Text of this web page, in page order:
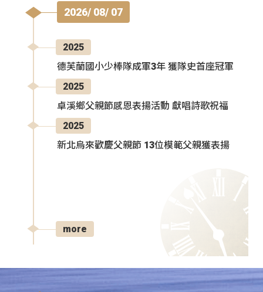
2026/ 08/ 07
2025
德芙蘭國小少棒隊成軍3年 獲隊史首座冠軍
2025
卓溪鄉父親節感恩表揚活動 獻唱詩歌祝福
2025
新北烏來歡慶父親節 13位模範父親獲表揚
more